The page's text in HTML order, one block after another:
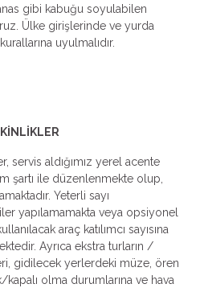
gibi kabuğu soyulabilen
Ülke girişlerinde ve yurda
uyulmalıdır.
servis aldığımız yerel acente
şartı ile düzenlenmekte olup,
Yeterli sayı
yapılamamakta veya opsiyonel
araç katılımcı sayısına
Ayrıca ekstra turların /
gidilecek yerlerdeki müze, ören
kapalı olma durumlarına ve hava